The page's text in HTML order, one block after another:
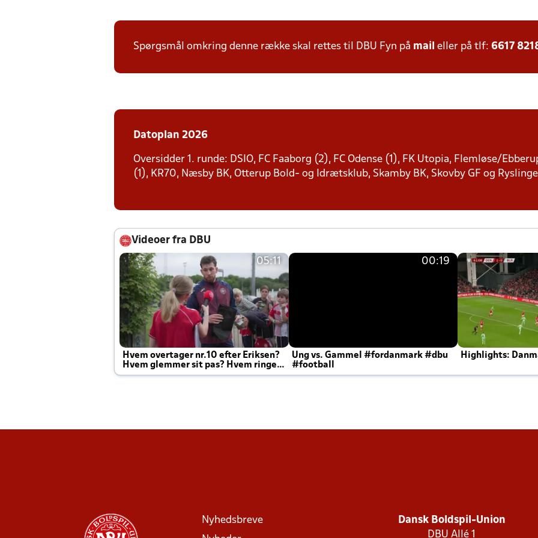
Spørgsmål omkring denne række skal rettes til DBU Fyn på mail eller på tlf: 6617
Datoplan 2026
Oversidder 1. runde: DSIO, FC Faaborg (2), FC Odense (1), FK Utopia, Flemløse/
(1), KR70, Næsby BK, Otterup Bold- og Idrætsklub, Skamby BK, Skovby GF og
Videoer fra DBU
05:11
Hvem overtager nr.10 efter Eriksen?
Hvem glemmer sit pas? Hvem ringer
Joachim altid til efter kampe?
00:19
Ung vs. Gammel #fordanmark #dbu
#football
Highlights:
Nyhedsbreve
Dansk Boldspil-Union
DBU Allé 1